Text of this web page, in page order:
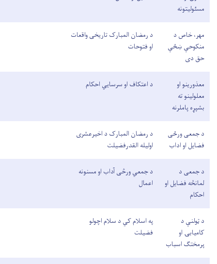
مسئولیتونه
مهر، خاص د
منکوحې ښځې
حق دی
د رمضان المبارک تاریخی واقعات
او فتوحات
معذورینو او
معلولینو ته
بشپړه پاملرنه
د اعتکاف او سرسایي احکام
د جمعی ورځی
فضایل او اداب
د رمضان المبارک د اخیرعشری
اولیله القدرفضیلت
د جمعی د
لمانڅه فضایل او
احکام
د جمعي ورڅی آداب او مسنونه
اعمال
د ټولنې د
کامیابۍ او
پرمختګ اسباب
په اسلام کي د سلام اچولو
فضیلت